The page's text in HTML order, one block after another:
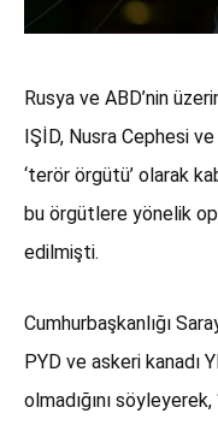
Rusya ve ABD’nin
IŞİD, Nusra Cephesi
‘terör örgütü’ olarak
bu örgütlere yönelik
edilmişti.
Cumhurbaşkanlığı
PYD ve askeri kanadı
olmadığını söyleyerek,